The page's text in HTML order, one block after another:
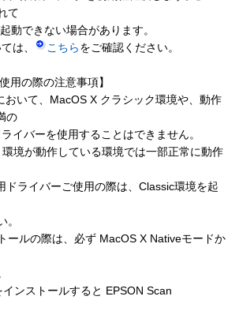
て
は、
こちらをご確認ください。
用の際の注意事項】
いて、MacOS X クラシック環境や、動作
の
ーを使用することはできません。
が動作している環境では一部正常に動作
イバーご使用の際は、Classic環境を起
の際は、必ず MacOS X Nativeモードか
ンストールすると EPSON Scan